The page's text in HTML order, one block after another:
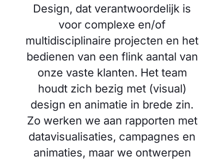
Design, dat verantwoordelijk is
voor complexe en/of
multidisciplinaire projecten en het
bedienen van een flink aantal van
onze vaste klanten. Het team
houdt zich bezig met (visual)
design en animatie in brede zin.
Zo werken we aan rapporten met
datavisualisaties, campagnes en
animaties, maar we ontwerpen